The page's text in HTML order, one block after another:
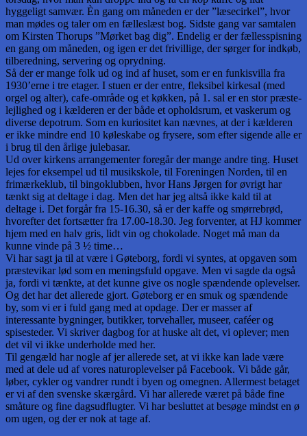
hyggeligt samvær. Èn gang om måneden er der ”læsecirkel”, hvor
man mødes og taler om en fælleslæst bog. Sidste gang var samtalen
om Kirsten Thorups ”Mørket bag dig”. Endelig er der fællesspisning
en gang om måneden, og igen er det frivillige, der sørger for indkøb,
tilberedning, servering og oprydning.
Så der er mange folk ud og ind af huset, som er en funkisvilla fra
1930’erne i tre etager. I stuen er der entre, fleksibel kirkesal (med
orgel og alter), cafe-område og et køkken, på 1. sal er en stor præste-
lejlighed og i kælderen er der både et opholdsrum, et vaskerum og
diverse depotrum. Som en kuriositet kan nævnes, at der i kælderen
er ikke mindre end 10 køleskabe og frysere, som efter sigende alle er
i brug til den årlige julebasar.
Ud over kirkens arrangementer foregår der mange andre ting. Huset
lejes for eksempel ud til musikskole, til Foreningen Norden, til en
frimærkeklub, til bingoklubben, hvor Hans Jørgen for øvrigt har
tænkt sig at deltage i dag. Men det har jeg altså ikke kald til at
deltage i. Det forgår fra 15-16.30, så er der kaffe og smørrebrød,
hvorefter det fortsætter fra 17.00-18.30. Jeg forventer, at HJ kommer
hjem med en halv gris, lidt vin og chokolade. Noget må man da
kunne vinde på 3 ½ time…
Vi har sagt ja til at være i Gøteborg, fordi vi syntes, at opgaven som
præstevikar lød som en meningsfuld opgave. Men vi sagde da også
ja, fordi vi tænkte, at det kunne give os nogle spændende oplevelser.
Og det har det allerede gjort. Gøteborg er en smuk og spændende
by, som vi er i fuld gang med at opdage. Der er masser af
interessante bygninger, butikker, torvehaller, museer, caféer og
spisesteder. Vi skriver dagbog for at huske alt det, vi oplever; men
det vil vi ikke underholde med her.
Til gengæld har nogle af jer allerede set, at vi ikke kan lade være
med at dele ud af vores naturoplevelser på Facebook. Vi både går,
løber, cykler og vandrer rundt i byen og omegnen. Allermest betaget
er vi af den svenske skærgård. Vi har allerede været på både fine
småture og fine dagsudflugter. Vi har besluttet at besøge mindst en ø
om ugen, og der er nok at tage af.